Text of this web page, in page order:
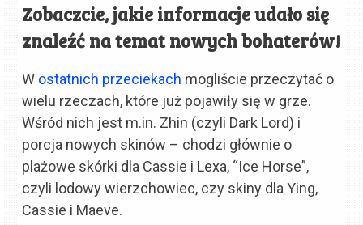
Zobaczcie, jakie informacje udało się
znaleźć na temat nowych bohaterów!
W ostatnich przeciekach mogliście przeczytać o
wielu rzeczach, które już pojawiły się w grze.
Wśród nich jest m.in. Zhin (czyli Dark Lord) i
porcja nowych skinów – chodzi głównie o
plażowe skórki dla Cassie i Lexa, “Ice Horse”,
czyli lodowy wierzchowiec, czy skiny dla Ying,
Cassie i Maeve.